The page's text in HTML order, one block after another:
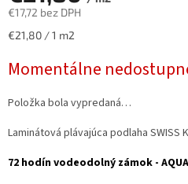
€17,72 bez DPH
Jednotková
€21,80 / 1 m2
Momentálne
Položka bola vypredaná…
Laminátová plávajúca podlaha SWISS
72 hodín vodeodolný zámok - AQUA